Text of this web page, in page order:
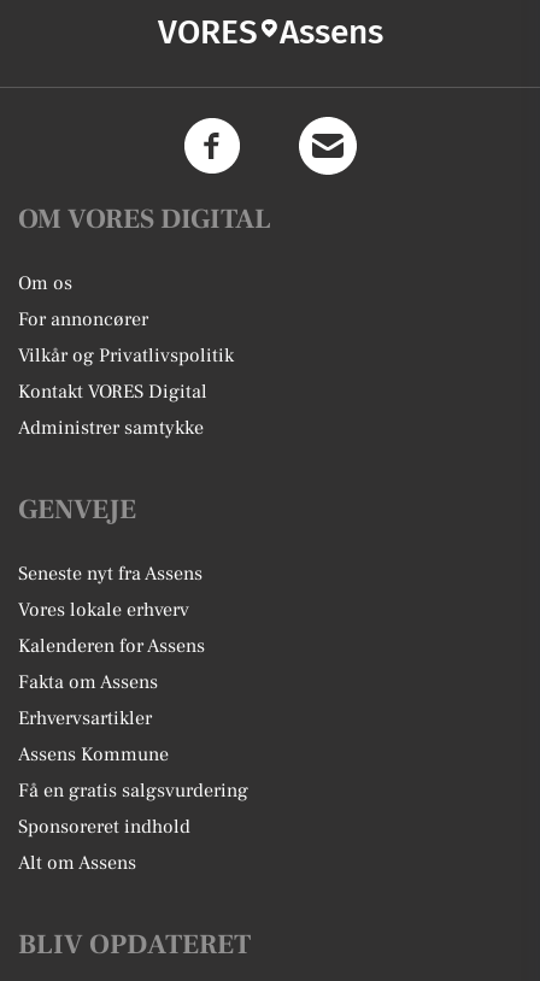
VORES Assens
OM VORES DIGITAL
Om os
For annoncører
Vilkår og Privatlivspolitik
Kontakt VORES Digital
Administrer samtykke
GENVEJE
Seneste nyt fra Assens
Vores lokale erhverv
Kalenderen for Assens
Fakta om Assens
Erhvervsartikler
Assens Kommune
Få en gratis salgsvurdering
Sponsoreret indhold
Alt om Assens
BLIV OPDATERET